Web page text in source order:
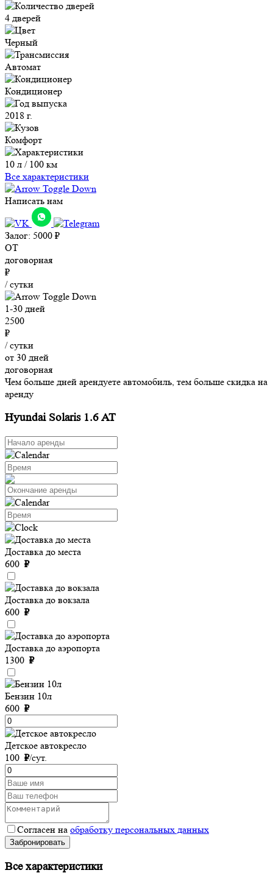
4 дверей
Черный
Автомат
Кондиционер
2018 г.
Комфорт
10 л / 100 км
Все характеристики
Написать нам
Залог: 5000 ₽
ОТ
договорная
₽
/ сутки
1-30 дней
2500
₽
/ сутки
от 30 дней
договорная
Чем больше дней арендуете автомобиль, тем больше скидка на
аренду
Hyundai Solaris 1.6 AT
Доставка до места
600 ₽
Доставка до вокзала
600 ₽
Доставка до аэропорта
1300 ₽
Бензин 10л
600 ₽
Детское автокресло
100 ₽/сут.
Согласен на обработку персональных данных
Забронировать
Все характеристики